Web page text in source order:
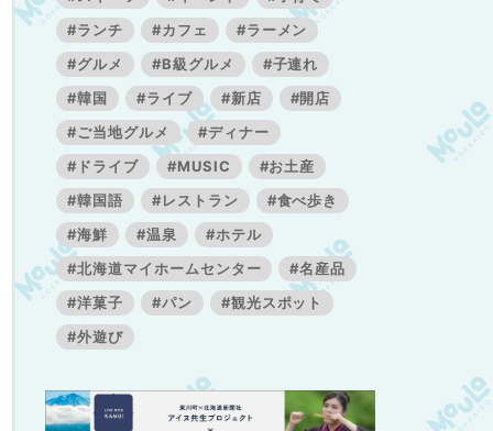
#ランチ
#カフェ
#ラーメン
#グルメ
#B級グルメ
#子連れ
#韓国
#ライブ #新店
#開店
#ご当地グルメ
#ディナー
#ドライブ
#MUSIC
#お土産
#韓国語
#レストラン
#食べ歩き
#海鮮
#温泉
#ホテル
#北海道マイホームセンター
#名産品
#洋菓子
#パン
#観光スポット
#外遊び